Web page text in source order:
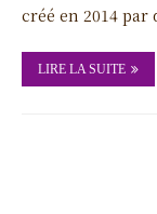
créé en 2014 par
LIRE LA SUITE